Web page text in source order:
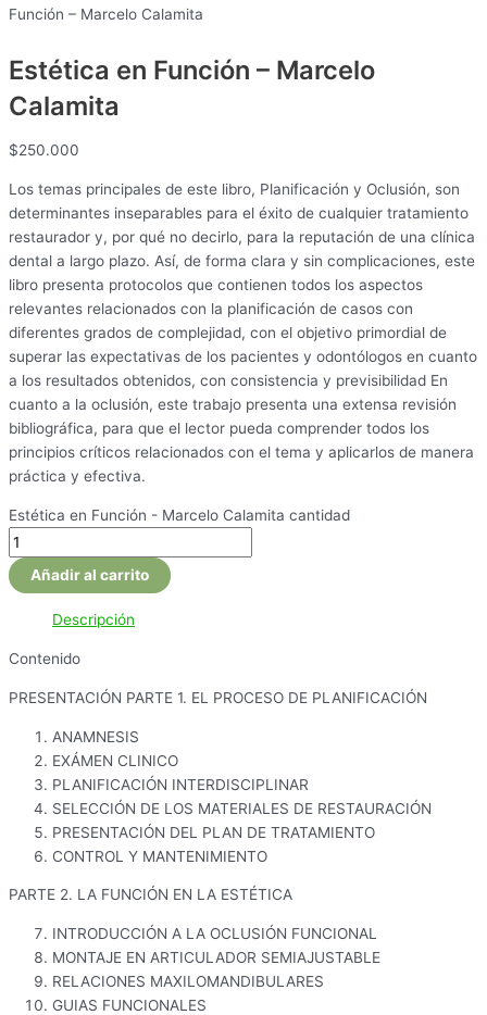
Función – Marcelo Calamita
Estética en Función – Marcelo
Calamita
$250.000
Los temas principales de este libro, Planificación y Oclusión, son
determinantes inseparables para el éxito de cualquier tratamiento
restaurador y, por qué no decirlo, para la reputación de una clínica
dental a largo plazo. Así, de forma clara y sin complicaciones, este
libro presenta protocolos que contienen todos los aspectos
relevantes relacionados con la planificación de casos con
diferentes grados de complejidad, con el objetivo primordial de
superar las expectativas de los pacientes y odontólogos en cuanto
a los resultados obtenidos, con consistencia y previsibilidad En
cuanto a la oclusión, este trabajo presenta una extensa revisión
bibliográfica, para que el lector pueda comprender todos los
principios críticos relacionados con el tema y aplicarlos de manera
práctica y efectiva.
Estética en Función - Marcelo Calamita cantidad
Añadir al carrito
Descripción
Contenido
PRESENTACIÓN PARTE 1. EL PROCESO DE PLANIFICACIÓN
ANAMNESIS
EXÁMEN CLINICO
PLANIFICACIÓN INTERDISCIPLINAR
SELECCIÓN DE LOS MATERIALES DE RESTAURACIÓN
PRESENTACIÓN DEL PLAN DE TRATAMIENTO
CONTROL Y MANTENIMIENTO
PARTE 2. LA FUNCIÓN EN LA ESTÉTICA
INTRODUCCIÓN A LA OCLUSIÓN FUNCIONAL
MONTAJE EN ARTICULADOR SEMIAJUSTABLE
RELACIONES MAXILOMANDIBULARES
GUIAS FUNCIONALES